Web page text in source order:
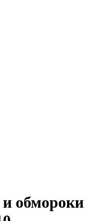
обмороки